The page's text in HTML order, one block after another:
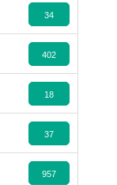
34
402
18
37
957